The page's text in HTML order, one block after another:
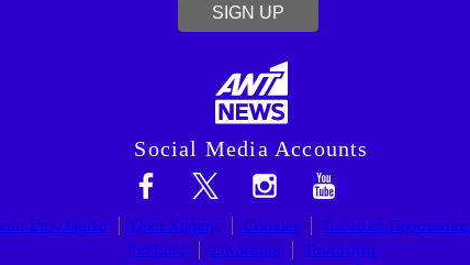
SIGN UP
Social Media Accounts
Στον Όμιλο Όροι Χρήσης Cookies
Πολιτική
Για Εμάς
Σύνδεσμοι Ταυτότητα